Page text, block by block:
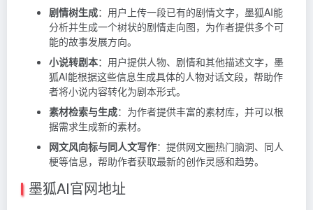
剧情树生成：用户上传一段已有的剧情文字，墨狐AI能
分析并生成一个树状的剧情走向图，为作者提供多个可
能的故事发展方向。
小说转剧本：用户提供人物、剧情和其他描述文字，墨
狐AI能根据这些信息生成具体的人物对话文段，帮助作
者将小说内容转化为剧本形式。
素材检索与生成：为作者提供丰富的素材库，并可以根
据需求生成新的素材。
网文风向标与同人文写作：提供网文圈热门脑洞、同人
梗等信息，帮助作者获取最新的创作灵感和趋势。
墨狐AI官网地址